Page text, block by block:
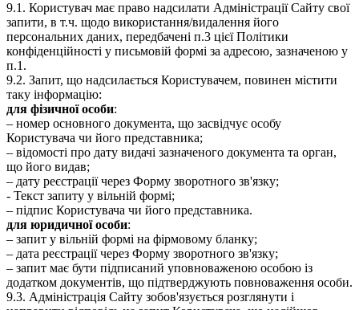
9.1. Користувач має право надсилати Адміністрації Сайту свої
запити, в т.ч. щодо використання/видалення його
персональних даних, передбачені п.3 цієї Політики
конфіденційності у письмовій формі за адресою, зазначеною у
п.1.
9.2. Запит, що надсилається Користувачем, повинен містити
таку інформацію:
для фізичної особи:
– номер основного документа, що засвідчує особу
Користувача чи його представника;
– відомості про дату видачі зазначеного документа та орган,
що його видав;
– дату реєстрації через Форму зворотного зв'язку;
- Текст запиту у вільній формі;
– підпис Користувача чи його представника.
для юридичної особи:
– запит у вільній формі на фірмовому бланку;
– дата реєстрації через Форму зворотного зв'язку;
– запит має бути підписаний уповноваженою особою із
додатком документів, що підтверджують повноваження особи.
9.3. Адміністрація Сайту зобов'язується розглянути і